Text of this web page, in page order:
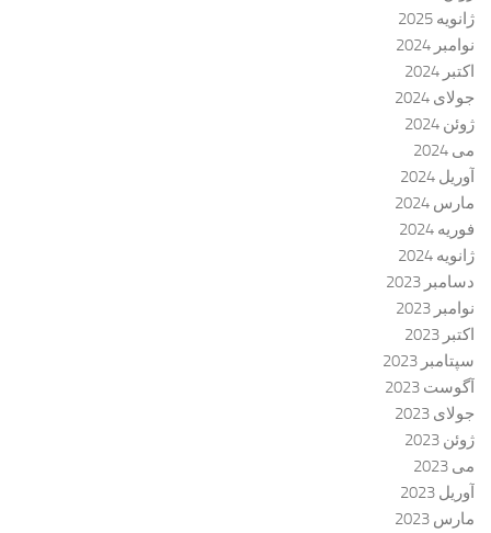
ژانویه 2025
نوامبر 2024
اکتبر 2024
جولای 2024
ژوئن 2024
می 2024
آوریل 2024
مارس 2024
فوریه 2024
ژانویه 2024
دسامبر 2023
نوامبر 2023
اکتبر 2023
سپتامبر 2023
آگوست 2023
جولای 2023
ژوئن 2023
می 2023
آوریل 2023
مارس 2023